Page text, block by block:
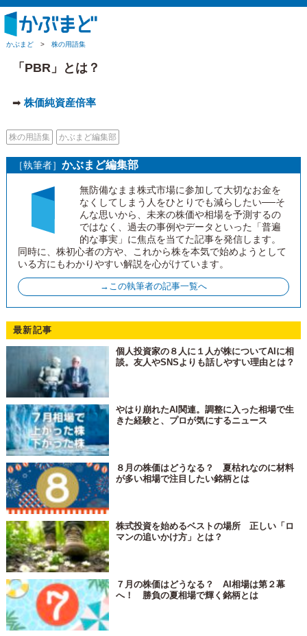
かぶまど > 株の用語集
「PBR」とは？
➡ 株価純資産倍率
株の用語集 かぶまど編集部
［執筆者］ かぶまど編集部
無防備なまま株式市場に参加して大切なお金を
なくしてしまう人をひとりでも減らしたい──そ
んな思いから、未来の株価や相場を予測するの
ではなく、過去の事例やデータといった「普遍
的な事実」に焦点を当てた記事を発信します。
同時に、株初心者の方や、これから株を本気で始めようとして
いる方にもわかりやすい解説を心がけています。
→この執筆者の記事一覧へ
最新記事
個人投資家の８人に１人が株についてAIに相
談。友人やSNSよりも話しやすい理由とは？
やはり崩れたAI関連。調整に入った相場で生
きた経験と、プロが気にするニュース
８月の株価はどうなる？ 夏枯れなのに材料
が多い相場で注目したい銘柄とは
株式投資を始めるベストの場所 正しい「ロ
マンの追いかけ方」とは？
７月の株価はどうなる？ AI相場は第２幕
へ！ 勝負の夏相場で輝く銘柄とは